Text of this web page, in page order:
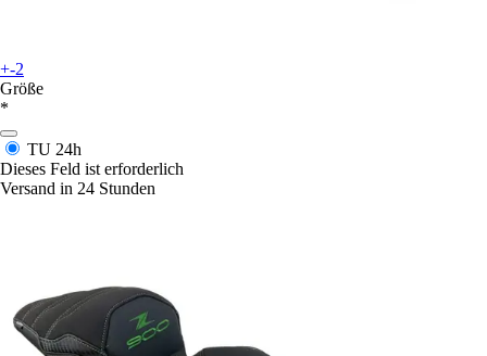
+-2
Größe
*
TU 24h
Dieses Feld ist erforderlich
Versand in 24 Stunden